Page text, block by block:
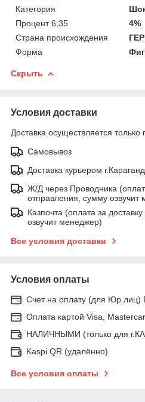
Категория
Процент 6,35
4%
Страна происхождения
Форма
Скрыть
Условия доставки
Доставка осуществляется только
Самовывоз
Доставка курьером
Ж/Д через Проводника
отправления, сумму озвучит
Казпочта (оплата за
озвучит менеджер)
Все условия доставки
Условия оплаты
Счет на оплату (для
Оплата картой Visa,
НАЛИЧНЫМИ (только для
Kaspi QR (удалённо)
Все условия оплаты